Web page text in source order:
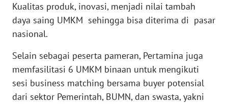
Kualitas produk, inovasi, menjadi nilai tambah
daya saing UMKM sehingga bisa diterima di pasar
nasional.
Selain sebagai peserta pameran, Pertamina juga
memfasilitasi 6 UMKM binaan untuk mengikuti
sesi business matching bersama buyer potensial
dari sektor Pemerintah, BUMN, dan swasta, yakni
SERAMBI
WN
JAMBI
WN
SULTRA